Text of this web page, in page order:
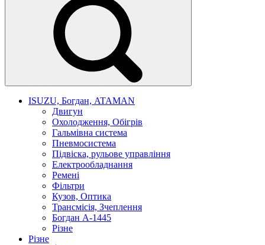
ISUZU, Богдан, ATAMAN
Двигун
Охолодження, Обігрів
Гальмівна система
Пневмосистема
Підвіска, рульове управління
Електрообладнання
Ремені
Фільтри
Кузов, Оптика
Трансмісія, Зчеплення
Богдан А-1445
Різне
Різне